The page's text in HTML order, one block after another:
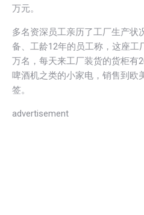
万元。
多名资深员工亲历了工厂生产状
备、工龄12年的员工称，这座工
万名，每天来工厂装货的货柜有
啤酒机之类的小家电，销售到欧
签。
advertisement